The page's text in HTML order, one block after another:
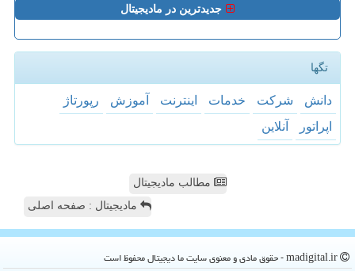
جدیدترین در مادیجیتال
تگها
دانش شركت خدمات اینترنت آموزش
رپورتاژ
اپراتور
آنلاین
مطالب مادیجیتال
مادیجیتال : صفحه اصلی